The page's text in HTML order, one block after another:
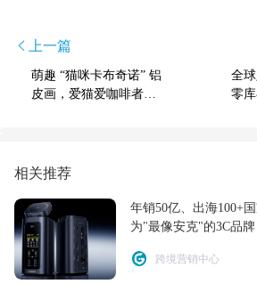
上一篇
萌趣 “猫咪卡布奇诺” 铝
皮画，爱猫爱咖啡者心
全
零
相关推荐
年销50亿、出海100+
为"最像安克"的3C品牌
跨境营销中心